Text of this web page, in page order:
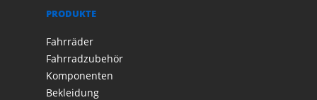
PRODUKTE
Fahrräder
Fahrradzubehör
Komponenten
Bekleidung